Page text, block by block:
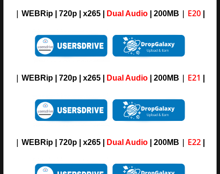
| WEBRip | 720p | x265 | Dual Audio | 200MB | E20
| WEBRip | 720p | x265 | Dual Audio | 200MB | E21
| WEBRip | 720p | x265 | Dual Audio | 200MB | E22